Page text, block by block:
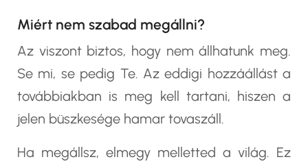
Miért nem szabad megállni?
Az viszont biztos, hogy nem állhatunk meg.
Se mi, se pedig Te. Az eddigi hozzáállást a
továbbiakban is meg kell tartani, hiszen a
jelen büszkesége hamar tovaszáll.
Ha megállsz, elmegy melletted a világ. Ez